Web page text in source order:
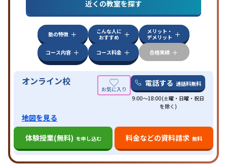
自習室あり
近くの教室を探す
塾の特徴
こんな人に
おすすめ
メリット・
デメリット
コース内容
コース料金 合格実績
オンライン校 電話する 通話料無料
9:00～18:00(土曜・日曜・祝日
を除く)
地図を見る
体験授業(無料) を申し込む 料金などの資料請求 無料